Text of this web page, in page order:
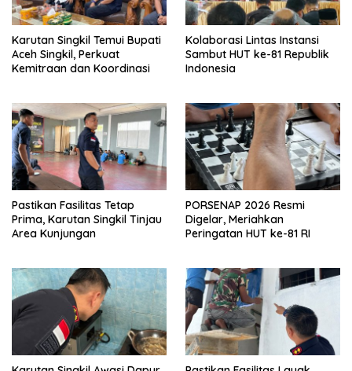
Karutan Singkil Temui Bupati
Aceh Singkil, Perkuat
Kemitraan dan Koordinasi
Kolaborasi Lintas Instansi
Sambut HUT ke-81 Republik
Indonesia
Pastikan Fasilitas Tetap
Prima, Karutan Singkil Tinjau
Area Kunjungan
PORSENAP 2026 Resmi
Digelar, Meriahkan
Peringatan HUT ke-81 RI